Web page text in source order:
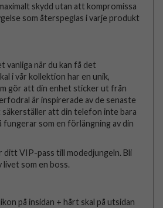
skydd utan att kompromissa
som återspeglas i varje produkt
vanliga när du kan få det
i vår kollektion har en unik,
gör att din enhet sticker ut från
är inspirerade av de senaste
att din telefon inte bara
fungerar som en förlängning av din
ditt VIP-pass till modedjungeln. Bli
som en boss.
på insidan + hårt skal på utsidan